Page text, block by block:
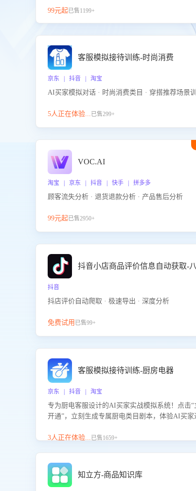
提升客服团队的销服能力。
99元起已售1199+
客服模拟接待训练-时尚消费
京东 | 抖音 | 淘宝
AI买家模拟对话 · 时尚消费类目 · 穿搭推荐场景
5人正在体验...已售299+
VOC.AI
淘宝 | 京东 | 抖音 | 快手 | 拼多多
顾客流失分析 · 退货退款分析 · 产品售后分析
99元起已售2950+
抖音
抖店评价自动爬取 · 极速导出 · 深度分析
免费试用 已售99+
客服模拟接待训练-厨房电器
京东 | 抖音 | 淘宝
专为厨电客服设计的AI买家实战模拟系统！点击“
开通”，立刻生成专属厨电类目剧本，体验AI买家
能咨询”等真实场景应对技巧！
3人正在体验...已售1659+
知立方-商品知识库